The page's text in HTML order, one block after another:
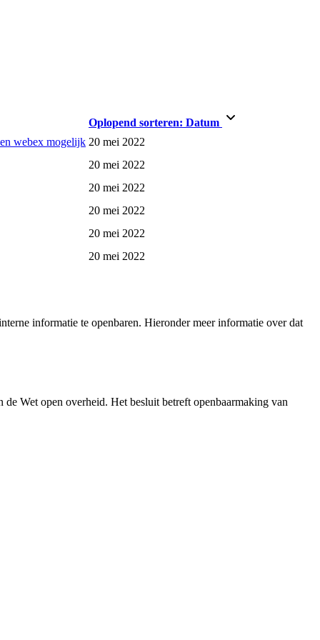
Oplopend sorteren: Datum
webex mogelijk 20 mei 2022
20 mei 2022
20 mei 2022
20 mei 2022
20 mei 2022
20 mei 2022
informatie te openbaren. Hieronder meer informatie over dat
Wet open overheid. Het besluit betreft openbaarmaking van